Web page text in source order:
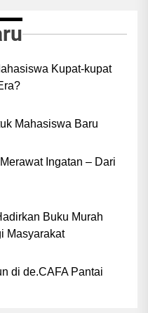
Kupat-kupat
Mahasiswa Baru
Ingatan – Dari
Buku Murah
Masyarakat
di de.CAFA Pantai